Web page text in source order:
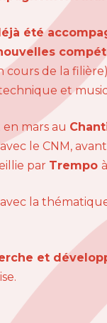
été
cours de la
et
mars au
le CNM,
par Trempo
la
et